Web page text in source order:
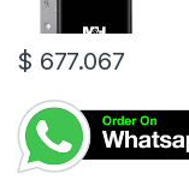
$ 677.067